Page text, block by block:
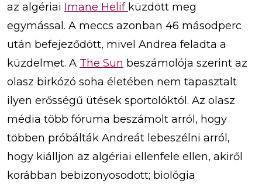
az algériai Imane Helif küzdött meg
egymással. A meccs azonban 46 másodperc
után befejeződött, mivel Andrea feladta a
küzdelmet. A The Sun beszámolója szerint az
olasz birkózó soha életében nem tapasztalt
ilyen erősségű ütések sportolóktól. Az olasz
média több fóruma beszámolt arról, hogy
többen próbálták Andreát lebeszélni arról,
hogy kiálljon az algériai ellenfele ellen, akiről
korábban bebizonyosodott; biológia